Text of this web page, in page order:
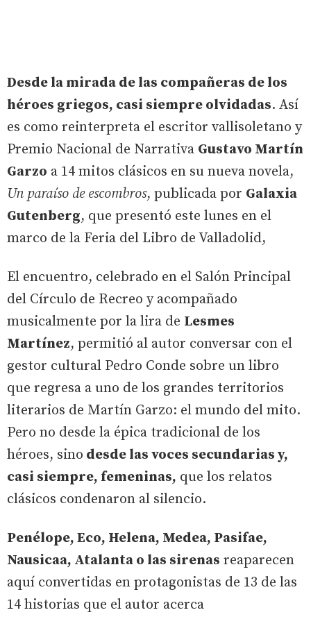
Desde la mirada de las compañeras de los
héroes griegos, casi siempre olvidadas. Así
es como reinterpreta el escritor vallisoletano y
Premio Nacional de Narrativa Gustavo Martín
Garzo a 14 mitos clásicos en su nueva novela,
Un paraíso de escombros, publicada por Galaxia
Gutenberg, que presentó este lunes en el
marco de la Feria del Libro de Valladolid,
El encuentro, celebrado en el Salón Principal
del Círculo de Recreo y acompañado
musicalmente por la lira de Lesmes
Martínez, permitió al autor conversar con el
gestor cultural Pedro Conde sobre un libro
que regresa a uno de los grandes territorios
literarios de Martín Garzo: el mundo del mito.
Pero no desde la épica tradicional de los
héroes, sino desde las voces secundarias y,
casi siempre, femeninas, que los relatos
clásicos condenaron al silencio.
Penélope, Eco, Helena, Medea, Pasifae,
Nausicaa, Atalanta o las sirenas reaparecen
aquí convertidas en protagonistas de 13 de las
14 historias que el autor acerca